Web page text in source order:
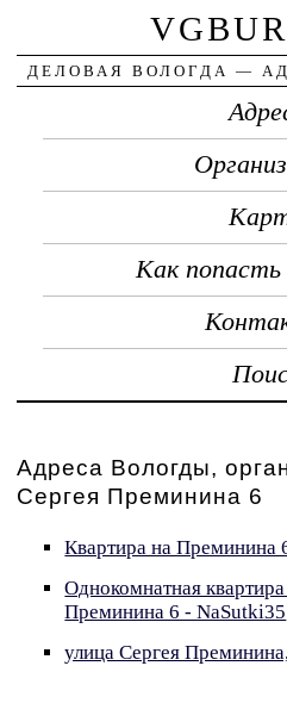
ДЕЛОВАЯ ВОЛОГДА —
Как попасть
Адреса Вологды,
Сергея Преминина 6
Квартира на Преминина
Однокомнатная
Преминина 6 - NaSutki35
улица Сергея